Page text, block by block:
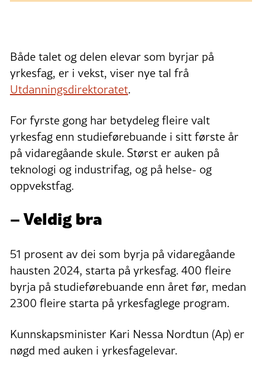
Både talet og delen elevar som byrjar på
yrkesfag, er i vekst, viser nye tal frå
Utdanningsdirektoratet.
For fyrste gong har betydeleg fleire valt
yrkesfag enn studieførebuande i sitt første år
på vidaregåande skule. Størst er auken på
teknologi og industrifag, og på helse- og
oppvekstfag.
– Veldig bra
51 prosent av dei som byrja på vidaregåande
hausten 2024, starta på yrkesfag. 400 fleire
byrja på studieførebuande enn året før, medan
2300 fleire starta på yrkesfaglege program.
Kunnskapsminister Kari Nessa Nordtun (Ap) er
nøgd med auken i yrkesfagelevar.